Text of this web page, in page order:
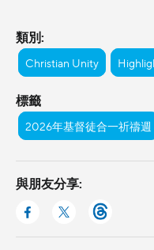
類別:
Christian Unity
標籤
2026年基督徒合一祈禱週
與朋友分享: